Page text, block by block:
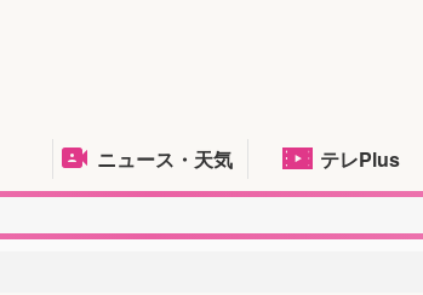
ニュース・天気 テレPlus